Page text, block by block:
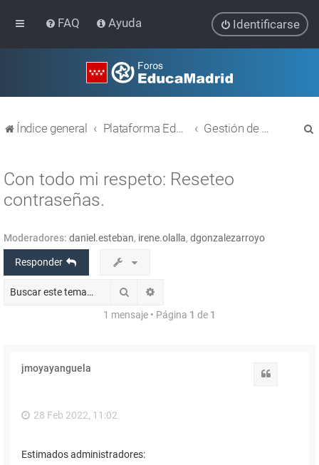
FAQ Ayuda Identificarse
Índice general Plataforma Educativa EducaMadrid Gestión de usuarios
Con todo mi respeto: Reseteo
contraseñas.
Moderadores: daniel.esteban, irene.olalla, dgonzalezarroyo
Responder
Buscar
1 mensaje • Página 1 de 1
jmoyayanguela
28 Feb 2022, 11:02
Estimados administradores: